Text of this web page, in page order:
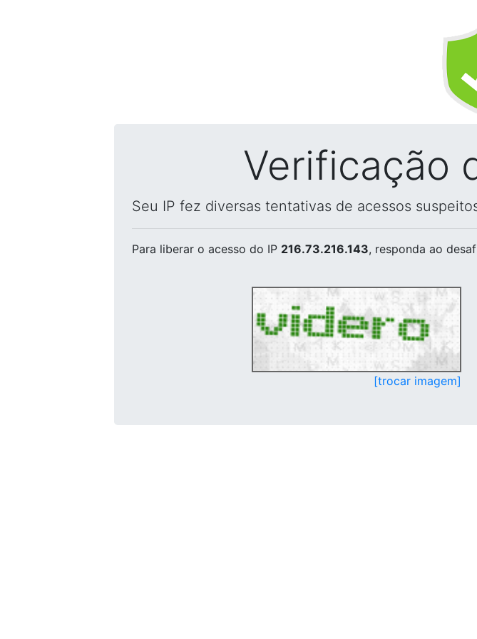
Verificação
Seu IP fez diversas tentativas de acessos
Para liberar o acesso do IP 216.73.216.143, responda ao
[trocar imagem]